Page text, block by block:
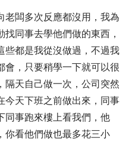
老闆多次反應都沒用，我為
同事去學他們做的東西，
些都是我從沒做過，不過我
會，只要稍學一下就可以很
隔天自己做一次，公司突然
今天下班之前做出來，同事
同事跑來樓上看我們，他
你看他們做也最多花三小